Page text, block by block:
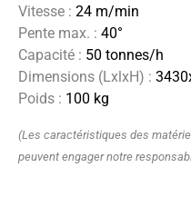
Vitesse : 24 m/min
Pente max. : 40°
Capacité : 50 tonnes/h
Dimensions (LxlxH) :
Poids : 100 kg
(Les caractéristiques des
peuvent engager notre